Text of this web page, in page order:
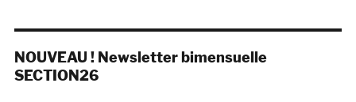
NOUVEAU ! Newsletter bimensuelle
SECTION26